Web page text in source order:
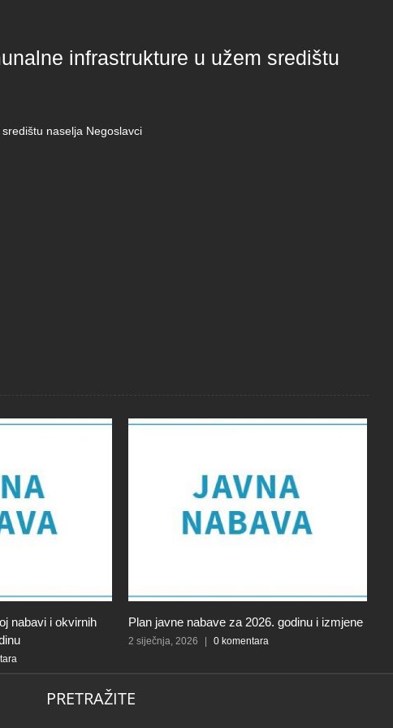
infrastrukture u užem središtu
naselja Negoslavci
nabavi i okvirnih
Plan javne nabave za 2026. godinu i izmjene
2 siječnja, 2026 0 komentara
PRETRAŽITE